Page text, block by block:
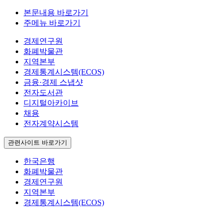
본문내용 바로가기
주메뉴 바로가기
경제연구원
화폐박물관
지역본부
경제통계시스템(ECOS)
금융·경제 스냅샷
전자도서관
디지털아카이브
채용
전자계약시스템
관련사이트 바로가기
한국은행
화폐박물관
경제연구원
지역본부
경제통계시스템(ECOS)